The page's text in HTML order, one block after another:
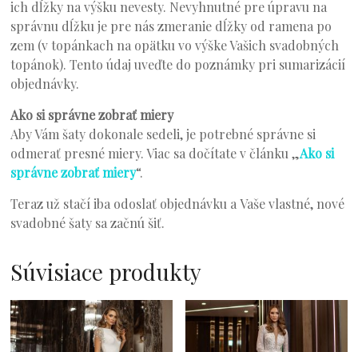
ich dĺžky na výšku nevesty. Nevyhnutné pre úpravu na
správnu dĺžku je pre nás zmeranie dĺžky od ramena po
zem (v topánkach na opätku vo výške Vašich svadobných
topánok). Tento údaj uveďte do poznámky pri sumarizácií
objednávky.
Ako si správne zobrať miery
Aby Vám šaty dokonale sedeli, je potrebné správne si
odmerať presné miery. Viac sa dočítate v článku „Ako si
správne zobrať miery“.
Teraz už stačí iba odoslať objednávku a Vaše vlastné, nové
svadobné šaty sa začnú šiť.
Súvisiace produkty